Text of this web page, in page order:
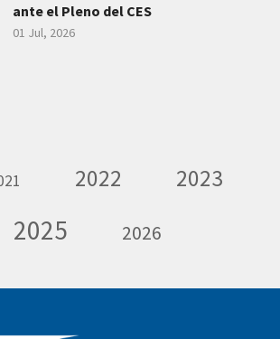
ante el Pleno del CES
01 Jul, 2026
2022 2023
2025 2026